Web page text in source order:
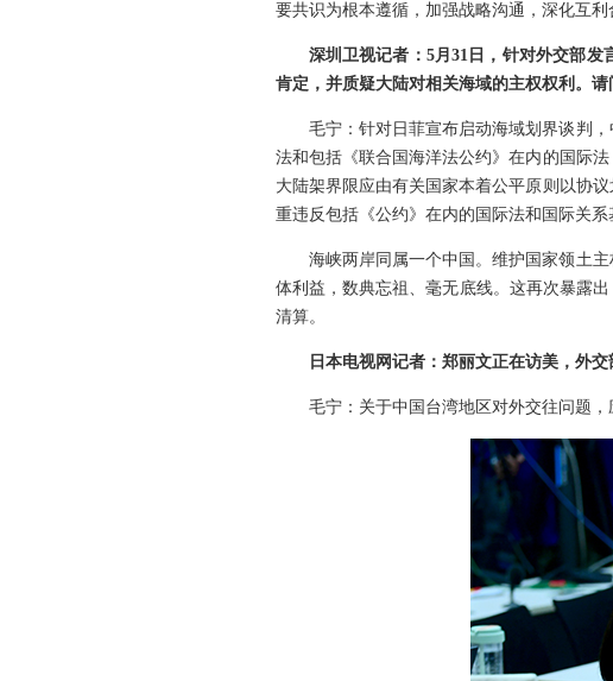
要共识为根本遵循，加强战略沟通，深化互
深圳卫视记者：5月31日，针对外交部
肯定，并质疑大陆对相关海域的主权权利。请
毛宁：针对日菲宣布启动海域划界谈判
法和包括《联合国海洋法公约》在内的国际
大陆架界限应由有关国家本着公平原则以协
重违反包括《公约》在内的国际法和国际关
海峡两岸同属一个中国。维护国家领土
体利益，数典忘祖、毫无底线。这再次暴露
清算。
日本电视网记者：郑丽文正在访美，外交
毛宁：关于中国台湾地区对外交往问题，